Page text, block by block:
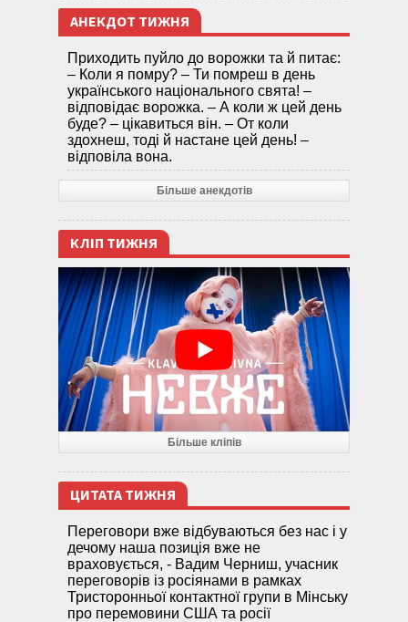
АНЕКДОТ ТИЖНЯ
Приходить пуйло до ворожки та й питає:
– Коли я помру? – Ти помреш в день
українського національного свята! –
відповідає ворожка. – А коли ж цей день
буде? – цікавиться він. – От коли
здохнеш, тоді й настане цей день! –
відповіла вона.
Більше анекдотів
КЛІП ТИЖНЯ
Більше кліпів
ЦИТАТА ТИЖНЯ
Переговори вже відбуваються без нас і у
дечому наша позиція вже не
враховується, - Вадим Черниш, учасник
переговорів із росіянами в рамках
Тристоронньої контактної групи в Мінську
про перемовини США та росії